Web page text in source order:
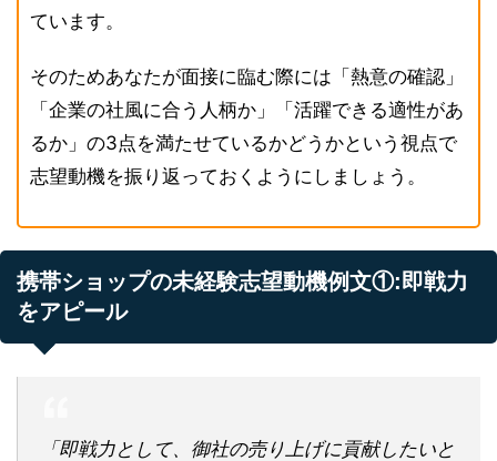
ています。
そのためあなたが面接に臨む際には「熱意の確認」
「企業の社風に合う人柄か」「活躍できる適性があ
るか」の3点を満たせているかどうかという視点で
志望動機を振り返っておくようにしましょう。
携帯ショップの未経験志望動機例文①:即戦力
をアピール
「即戦力として、御社の売り上げに貢献したいと